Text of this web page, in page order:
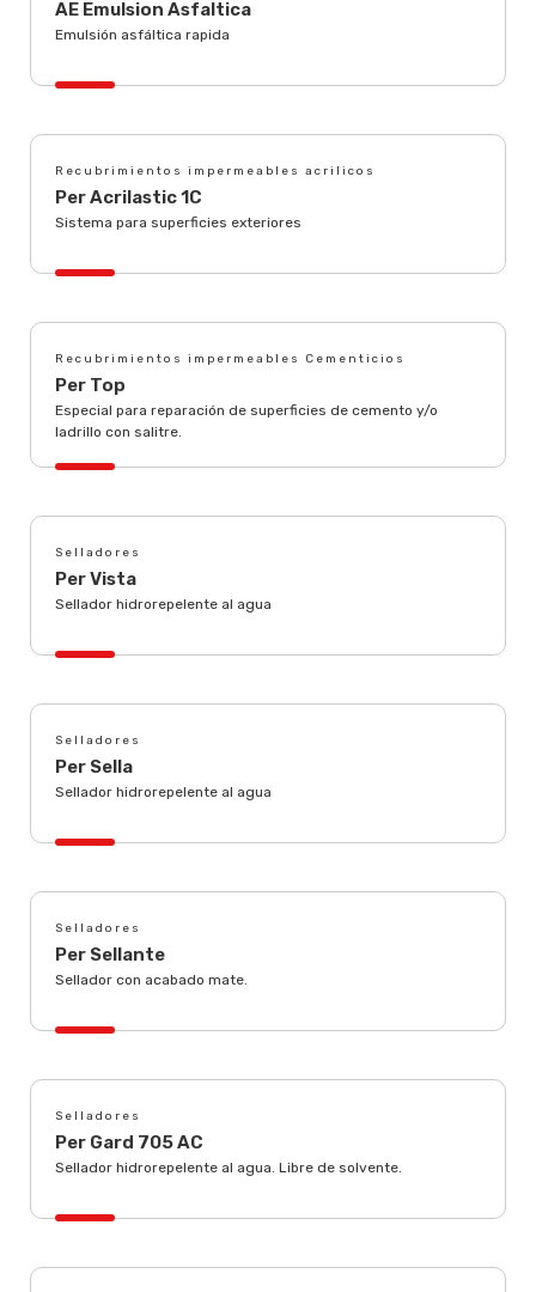
AE Emulsion Asfaltica
Emulsión asfáltica rapida
Recubrimientos impermeables acrilicos
Per Acrilastic 1C
Sistema para superficies exteriores
Recubrimientos impermeables Cementicios
Per Top
Especial para reparación de superficies de cemento y/o
ladrillo con salitre.
Selladores
Per Vista
Sellador hidrorepelente al agua
Selladores
Per Sella
Sellador hidrorepelente al agua
Selladores
Per Sellante
Sellador con acabado mate.
Selladores
Per Gard 705 AC
Sellador hidrorepelente al agua. Libre de solvente.